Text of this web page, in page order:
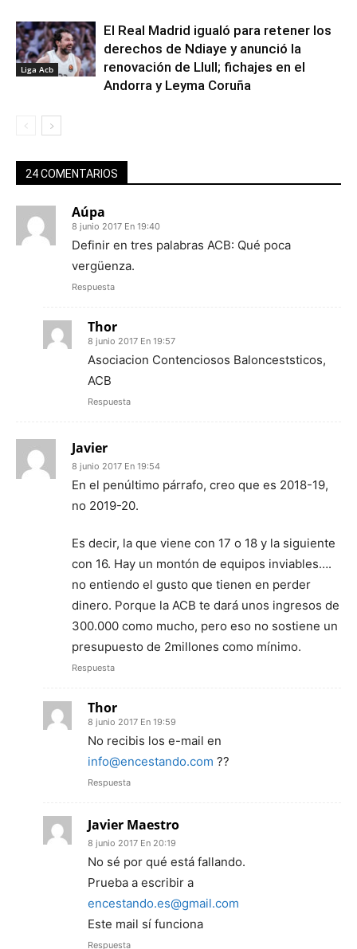
Liga Acb
El Real Madrid igualó para retener los
derechos de Ndiaye y anunció la
renovación de Llull; fichajes en el
Andorra y Leyma Coruña
24 COMENTARIOS
Aúpa
8 junio 2017 En 19:40
Definir en tres palabras ACB: Qué poca
vergüenza.
Respuesta
Thor
8 junio 2017 En 19:57
Asociacion Contenciosos Balonceststicos,
ACB
Respuesta
Javier
8 junio 2017 En 19:54
En el penúltimo párrafo, creo que es 2018-19,
no 2019-20.
Es decir, la que viene con 17 o 18 y la siguiente
con 16. Hay un montón de equipos inviables….
no entiendo el gusto que tienen en perder
dinero. Porque la ACB te dará unos ingresos de
300.000 como mucho, pero eso no sostiene un
presupuesto de 2millones como mínimo.
Respuesta
Thor
8 junio 2017 En 19:59
No recibis los e-mail en
info@encestando.com ??
Respuesta
Javier Maestro
8 junio 2017 En 20:19
No sé por qué está fallando.
Prueba a escribir a
encestando.es@gmail.com
Este mail sí funciona
Respuesta